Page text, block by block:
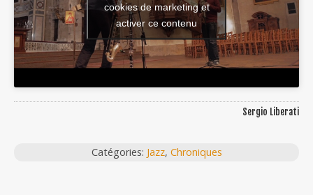
cookies de marketing et
activer ce contenu
Sergio Liberati
Catégories: Jazz, Chroniques